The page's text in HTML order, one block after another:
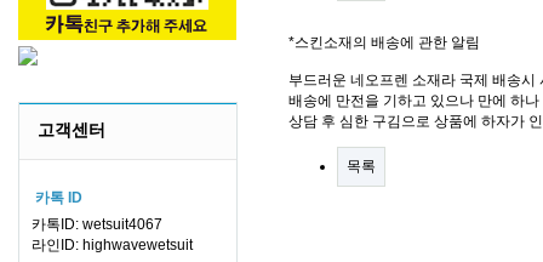
고객센터
카톡 ID
카톡ID: wetsuit4067
라인ID: highwavewetsuit
*스킨소재의 배송에 관한 알림
부드러운 네오프렌 소재라 국제 배송
배송에 만전을 기하고 있으나 만에 하
상담 후 심한 구김으로 상품에 하자가
목록